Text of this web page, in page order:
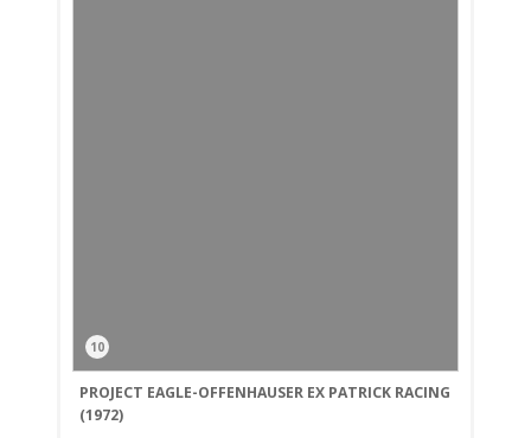
10
PROJECT EAGLE-OFFENHAUSER EX PATRICK RACING
(1972)